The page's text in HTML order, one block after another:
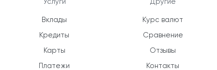
Услуги
Вклады
Кредиты
Карты
Платежи
Другие
Курс валют
Сравнение
Отзывы
Контакты